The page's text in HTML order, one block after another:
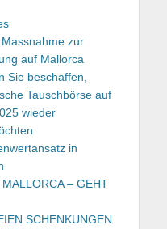
zur
auf Mallorca
Sie beschaffen,
Tauschbörse auf
wieder
in
– GEHT
SCHENKUNGEN